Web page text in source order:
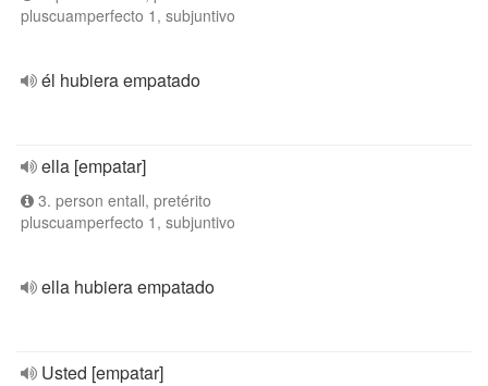
pluscuamperfecto 1, subjuntivo
él hubiera empatado
ella [empatar]
3. person entall, pretérito
pluscuamperfecto 1, subjuntivo
ella hubiera empatado
Usted [empatar]